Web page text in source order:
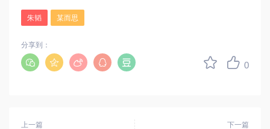
朱韬 某而思
0
分享到：
上一篇 下一篇